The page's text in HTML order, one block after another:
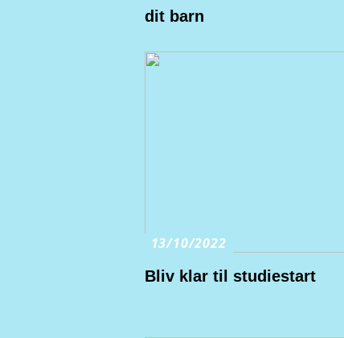
dit barn
13/10/2022
Bliv klar til studiestart